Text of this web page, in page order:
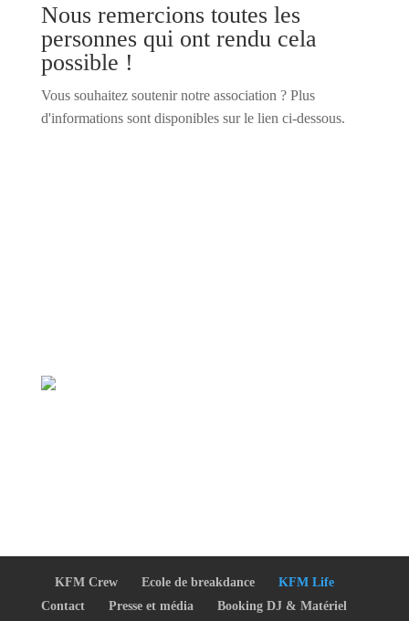
Nous remercions toutes les
personnes qui ont rendu cela
possible !
Vous souhaitez soutenir notre association ? Plus
d'informations sont disponibles sur le lien ci-dessous.
KFM Crew Ecole de breakdance
KFM Life
Contact
Presse et média
Booking DJ & Matériel